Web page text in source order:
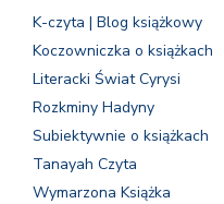
K-czyta | Blog książkowy
Koczowniczka o książkach
Literacki Świat Cyrysi
Rozkminy Hadyny
Subiektywnie o książkach
Tanayah Czyta
Wymarzona Książka